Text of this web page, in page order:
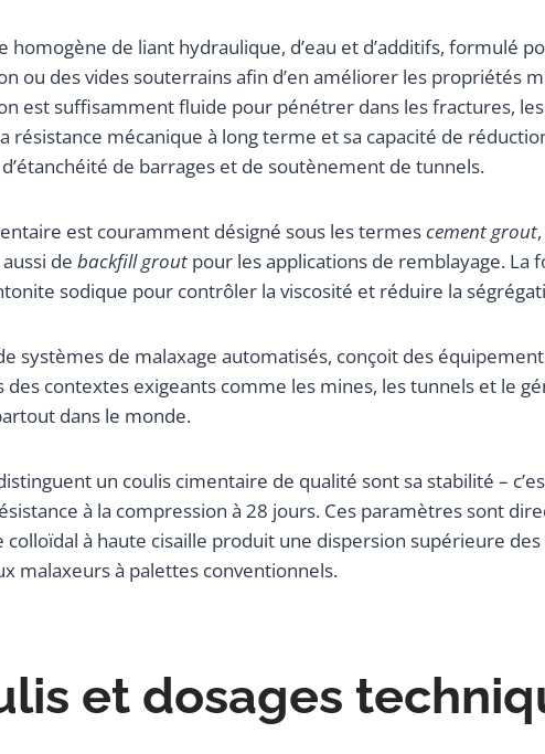
homogène de liant hydraulique, d’eau et d’additifs, formulé
ou des vides souterrains afin d’en améliorer les propriétés
est suffisamment fluide pour pénétrer dans les fractures,
résistance mécanique à long terme et sa capacité de
de barrages et de soutènement de tunnels.
est couramment désigné sous les termescement grout,
de backfill grout pour les applications de remblayage.
sodique pour contrôler la viscosité et réduire la
systèmes de malaxage automatisés, conçoit des
contextes exigeants comme les mines, les tunnels et le
dans le monde.
un coulis cimentaire de qualité sont sa stabilité –
à la compression à 28 jours. Ces paramètres sont
à haute cisaille produit une dispersion supérieure
malaxeurs à palettes conventionnels.
et dosages